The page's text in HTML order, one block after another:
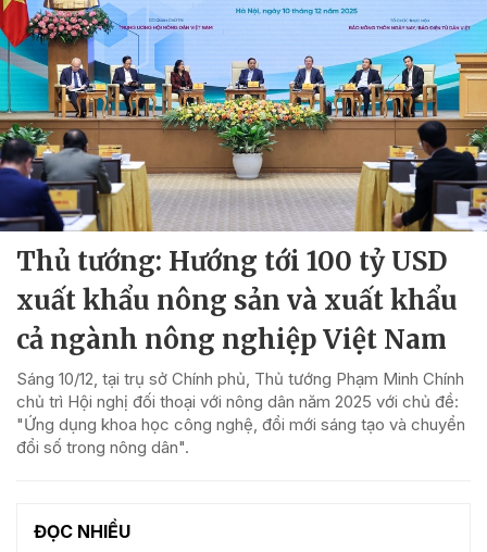
Thủ tướng: Hướng tới 100 tỷ USD
xuất khẩu nông sản và xuất khẩu
cả ngành nông nghiệp Việt Nam
Sáng 10/12, tại trụ sở Chính phủ, Thủ tướng Phạm Minh Chính
chủ trì Hội nghị đối thoại với nông dân năm 2025 với chủ đề:
"Ứng dụng khoa học công nghệ, đổi mới sáng tạo và chuyển
đổi số trong nông dân".
ĐỌC NHIỀU